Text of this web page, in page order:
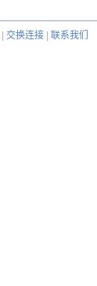
交换连接
联系我们